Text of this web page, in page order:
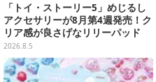
「トイ・ストーリー5」めじるし
アクセサリーが8月第4週発売！ク
リア感が良さげなリリーパッド
や、ジェシーなど全5種ラインナ
ップ
2026.8.5